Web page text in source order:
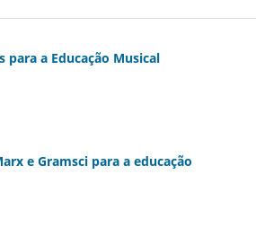
para a Educação Musical
e Gramsci para a educação